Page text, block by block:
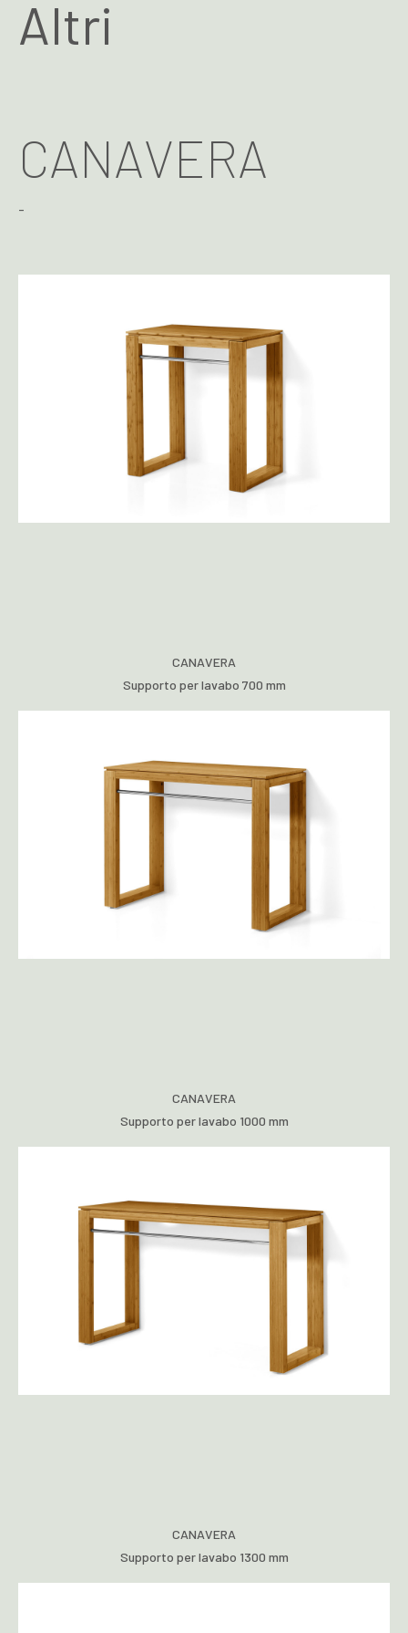
Altri
CANAVERA
-
CANAVERA
Supporto per lavabo 700 mm
CANAVERA
Supporto per lavabo 1000 mm
CANAVERA
Supporto per lavabo 1300 mm